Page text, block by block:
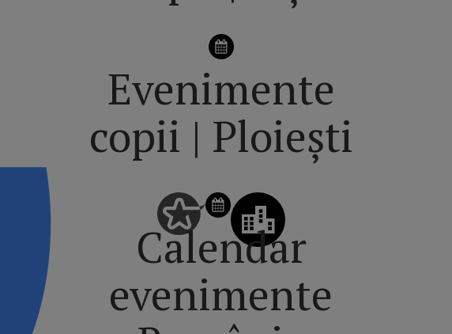
Evenimente
copii | Ploiești
Calendar
evenimente